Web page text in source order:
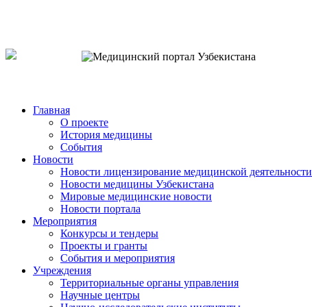
Главная
О проекте
История медицины
События
Новости
Новости лицензирование медицинской деятельности
Новости медицины Узбекистана
Мировые медицинские новости
Новости портала
Мероприятия
Конкурсы и тендеры
Проекты и гранты
События и мероприятия
Учреждения
Территориальные органы управления
Научные центры